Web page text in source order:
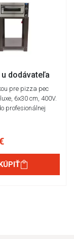
dodávateľa
pre pizza pec
6x30 cm, 400V.
profesionálnej